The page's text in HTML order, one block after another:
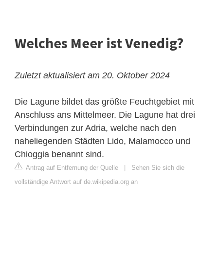
Welches Meer ist Venedig?
Zuletzt aktualisiert am 20. Oktober 2024
Die Lagune bildet das größte Feuchtgebiet mit
Anschluss ans Mittelmeer. Die Lagune hat drei
Verbindungen zur Adria, welche nach den
naheliegenden Städten Lido, Malamocco und
Chioggia benannt sind.
Antrag auf Entfernung der Quelle
Sehen Sie sich die
vollständige Antwort auf de.wikipedia.org an